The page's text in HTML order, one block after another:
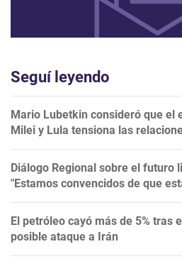
Seguí leyendo
Mario Lubetkin consideró que el
Milei y Lula tensiona las
Diálogo Regional sobre el futuro
"Estamos convencidos de que
El petróleo cayó más de 5% tras
posible ataque a Irán